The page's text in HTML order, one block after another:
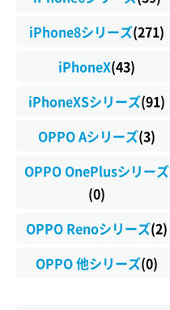
iPhone8シリーズ(271)
iPhoneX(43)
iPhoneXSシリーズ(91)
OPPO Aシリーズ(3)
OPPO OnePlusシリーズ
(0)
OPPO Renoシリーズ(2)
OPPO 他シリーズ(0)